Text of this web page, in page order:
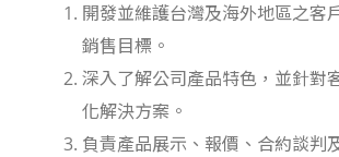
開發並維護台灣及海外地區之客
銷售目標。
深入了解公司產品特色，並針對
化解決方案。
負責產品展示、報價、合約談判